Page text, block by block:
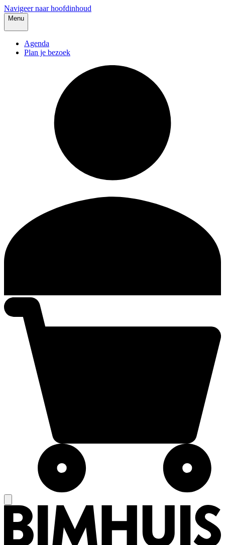
Navigeer naar hoofdinhoud
Menu
Agenda
Plan je bezoek